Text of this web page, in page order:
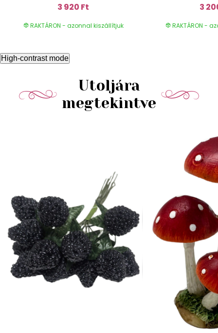
3 920 Ft
RAKTÁRON - azonnal kiszállítjuk
3
RAKTÁRON -
High-contrast mode
Utoljára
megtekintve